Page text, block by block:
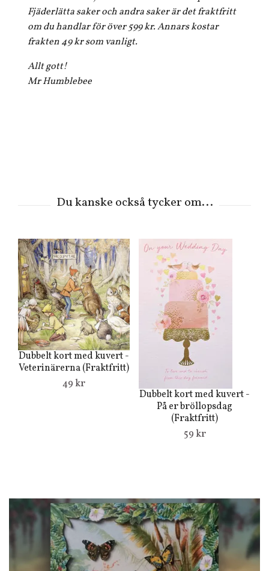
Fjäderlätta saker och andra saker är det fraktfritt
om du handlar för över 599 kr. Annars kostar
frakten 49 kr som vanligt.
Allt gott!
Mr Humblebee
Dubbelt kort med kuvert -
Veterinärerna (Fraktfritt)
49 kr
Dubbelt kort med kuvert -
På er bröllopsdag
(Fraktfritt)
59 kr